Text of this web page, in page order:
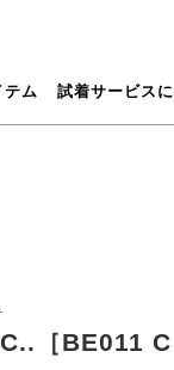
テム 試着サービス
［BE011